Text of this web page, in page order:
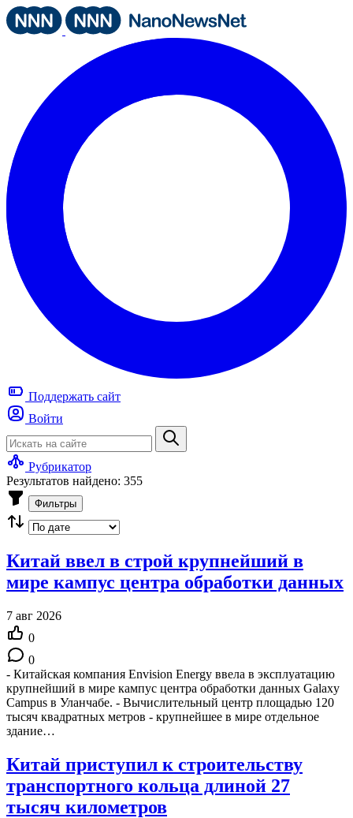
Поддержать сайт
Войти
Рубрикатор
Результатов найдено: 355
Фильтры
Китай ввел в строй крупнейший в
мире кампус центра обработки данных
7 авг 2026
0
0
- Китайская компания Envision Energy ввела в эксплуатацию
крупнейший в мире кампус центра обработки данных Galaxy
Campus в Уланчабе. - Вычислительный центр площадью 120
тысяч квадратных метров - крупнейшее в мире отдельное
здание…
Китай приступил к строительству
транспортного кольца длиной 27
тысяч километров